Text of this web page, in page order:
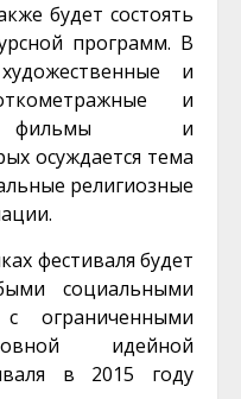
будет состоять
программ. В
и
и
фильмы и
осуждается тема
религиозные
фестиваля будет
социальными
ограниченными
идейной
в 2015 году